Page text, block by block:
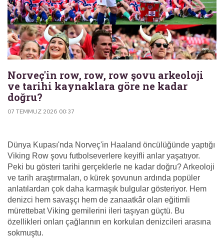
Norveç'in row, row, row şovu arkeoloji
ve tarihi kaynaklara göre ne kadar
doğru?
07 TEMMUZ 2026 00:37
Dünya Kupası'nda Norveç'in Haaland öncülüğünde yaptığı
Viking Row şovu futbolseverlere keyifli anlar yaşatıyor.
Peki bu gösteri tarihi gerçeklerle ne kadar doğru? Arkeoloji
ve tarih araştırmaları, o kürek şovunun ardında popüler
anlatılardan çok daha karmaşık bulgular gösteriyor. Hem
denizci hem savaşçı hem de zanaatkâr olan eğitimli
mürettebat Viking gemilerini ileri taşıyan güçtü. Bu
özellikleri onları çağlarının en korkulan denizcileri arasına
sokmuştu.